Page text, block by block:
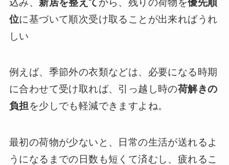
位に基づいて順次受け取ることが出来ればうれ
しい
例えば、季節外の衣類などは、必要になる時期
に合わせて受け取れば、引っ越し時の荷解きの
負担 を少しでも軽減できますよね。
最初の荷物が少ないと、日常の生活が送れるよ
うになるまでの日数も短くて済むし、疲れるこ